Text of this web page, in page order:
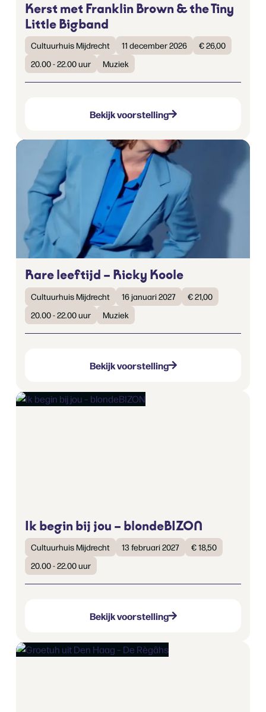
Kerst met Franklin Brown & the Tiny
Little Bigband
Cultuurhuis Mijdrecht 11 december 2026
€ 26,00
20.00 - 22.00 uur
Muziek
Bekijk voorstelling
Rare leeftijd – Ricky Koole
Cultuurhuis Mijdrecht 16 januari 2027
€ 21,00
20.00 - 22.00 uur
Muziek
Bekijk voorstelling
Ik begin bij jou – blondeBIZON
Cultuurhuis Mijdrecht 13 februari 2027
€ 18,50
20.00 - 22.00 uur
Bekijk voorstelling